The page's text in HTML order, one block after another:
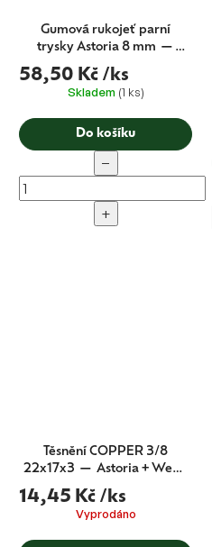
Gumová rukojeť parní
trysky Astoria 8 mm —
Astoria (originál)
58,50 Kč /ks
Skladem (1 ks)
Do košíku
−
+
Těsnění COPPER 3/8
22x17x3 — Astoria + Wega
+ Barista Attitude (CMA
originál)
14,45 Kč /ks
Vyprodáno